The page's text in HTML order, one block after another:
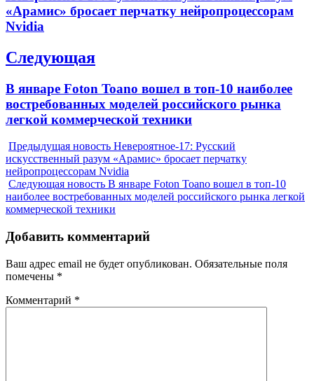
post:
«Арамис» бросает перчатку нейропроцессорам
Nvidia
Следующая
Next
В январе Foton Toano вошел в топ-10 наиболее
востребованных моделей российского рынка
легкой коммерческой техники
Предыдущая новость Невероятное-17: Русский
искусственный разум «Арамис» бросает перчатку
нейропроцессорам Nvidia
Следующая новость В январе Foton Toano вошел в топ-10
наиболее востребованных моделей российского рынка легкой
коммерческой техники
Добавить комментарий
Ваш адрес email не будет опубликован. Обязательные поля
помечены *
Комментарий *